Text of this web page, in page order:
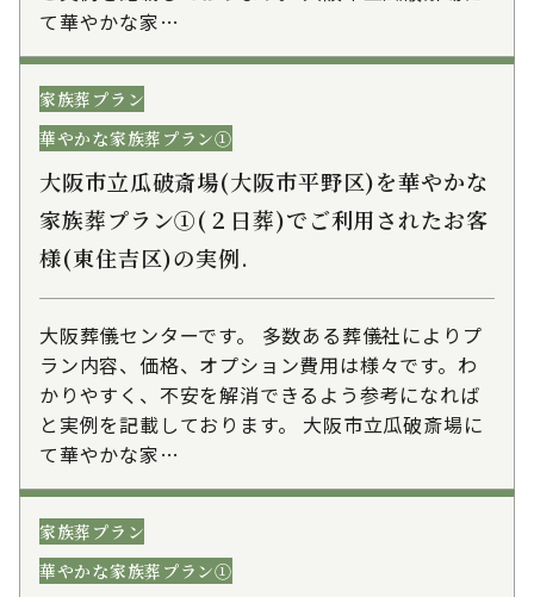
て華やかな家…
家族葬プラン
華やかな家族葬プラン①
大阪市立瓜破斎場(大阪市平野区)を華やかな
家族葬プラン①(２日葬)でご利用されたお客
様(東住吉区)の実例.
大阪葬儀センターです。 多数ある葬儀社によりプ
ラン内容、価格、オプション費用は様々です。わ
かりやすく、不安を解消できるよう参考になれば
と実例を記載しております。 大阪市立瓜破斎場に
て華やかな家…
家族葬プラン
華やかな家族葬プラン①